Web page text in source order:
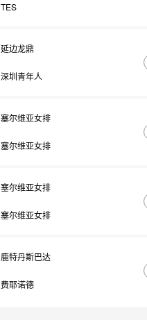
TES
延边龙鼎
深圳青年人
塞尔维亚女排
塞尔维亚女排
塞尔维亚女排
塞尔维亚女排
鹿特丹斯巴达
费耶诺德